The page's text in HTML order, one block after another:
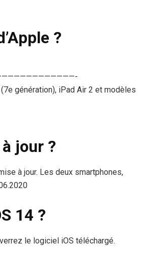
?
génération), iPad Air 2 et modèles
jour ?
à jour. Les deux smartphones,
14 ?
le logiciel iOS téléchargé.